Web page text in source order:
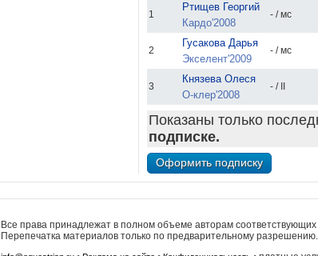
1
Ртищев Георгий
Кардо'2008
- / мс
2
Гусакова Дарья
Экселент'2009
- / мс
3
Князева Олеся
О-клер'2008
- / II
Показаны только
подписке.
Все права принадлежат в полном объеме авторам
Перепечатка материалов только по предварительному разрешению.